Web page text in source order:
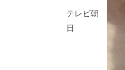
テレビ朝
日